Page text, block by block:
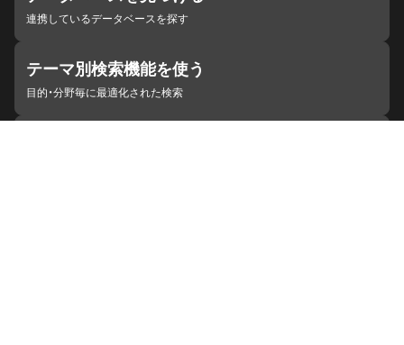
連携しているデータベースを探す
テーマ別検索機能を使う
目的・分野毎に最適化された検索